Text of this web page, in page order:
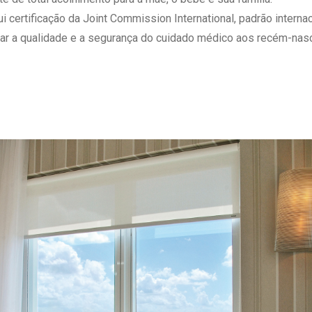
Médico
Quem Somos
Responsabilidade Ambiental
da Joint Commission International, padrão
a qualidade e a segurança do cuidado médico aos recém-